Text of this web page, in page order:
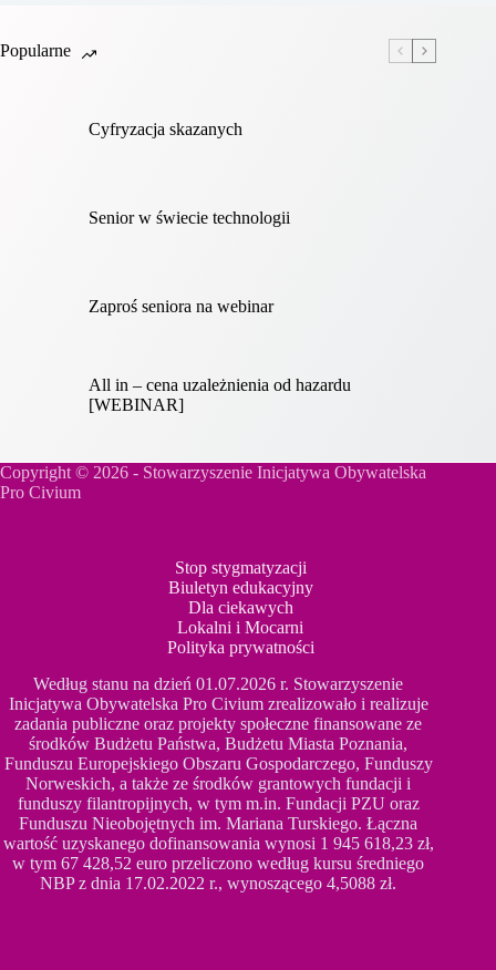
Popularne
Cyfryzacja skazanych
Senior w świecie technologii
Zaproś seniora na webinar
All in – cena uzależnienia od hazardu
[WEBINAR]
Copyright © 2026 - Stowarzyszenie Inicjatywa Obywatelska
Pro Civium
Stop stygmatyzacji
Biuletyn edukacyjny
Dla ciekawych
Lokalni i Mocarni
Polityka prywatności
Według stanu na dzień 01.07.2026 r. Stowarzyszenie
Inicjatywa Obywatelska Pro Civium zrealizowało i realizuje
zadania publiczne oraz projekty społeczne finansowane ze
środków Budżetu Państwa, Budżetu Miasta Poznania,
Funduszu Europejskiego Obszaru Gospodarczego, Funduszy
Norweskich, a także ze środków grantowych fundacji i
funduszy filantropijnych, w tym m.in. Fundacji PZU oraz
Funduszu Nieobojętnych im. Mariana Turskiego. Łączna
wartość uzyskanego dofinansowania wynosi 1 945 618,23 zł,
w tym 67 428,52 euro przeliczono według kursu średniego
NBP z dnia 17.02.2022 r., wynoszącego 4,5088 zł.